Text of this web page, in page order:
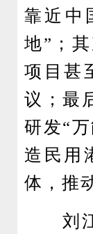
靠近中
地”；
项目甚
议；最
研发“
造民用
体，推
刘江